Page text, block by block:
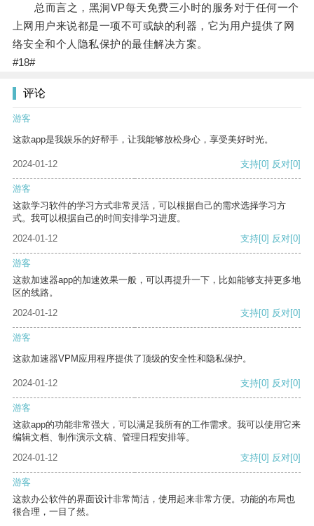
总而言之，黑洞VP每天免费三小时的服务对于任何一个
上网用户来说都是一项不可或缺的利器，它为用户提供了网
络安全和个人隐私保护的最佳解决方案。
#18#
评论
游客
这款app是我娱乐的好帮手，让我能够放松身心，享受美好时光。
2024-01-12 支持[0] 反对[0]
游客
这款学习软件的学习方式非常灵活，可以根据自己的需求选择学习方
式。我可以根据自己的时间安排学习进度。
2024-01-12
支持[0] 反对[0]
游客
这款加速器app的加速效果一般，可以再提升一下，比如能够支持更多地
区的线路。
2024-01-12
支持[0] 反对[0]
游客
这款加速器VPM应用程序提供了顶级的安全性和隐私保护。
2024-01-12 支持[0] 反对[0]
游客
这款app的功能非常强大，可以满足我所有的工作需求。我可以使用它来
编辑文档、制作演示文稿、管理日程安排等。
2024-01-12
支持[0] 反对[0]
游客
这款办公软件的界面设计非常简洁，使用起来非常方便。功能的布局也
很合理，一目了然。